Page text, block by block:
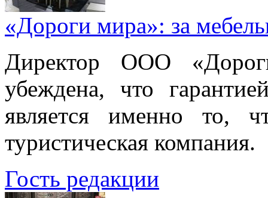
«Дороги мира»: за
Директор ООО
убеждена, что
является именно то,
туристическая компания.
Гость редакции